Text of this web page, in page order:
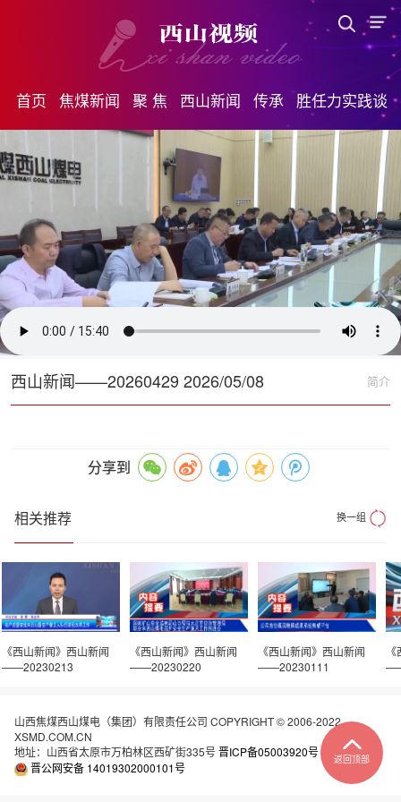
首页 焦煤新闻 聚 焦 西山新闻 传承 胜任力实践谈
西山新闻——20260429 2026/05/08 简介
分享到
相关推荐 换一组
《西山新闻》西山新闻
——20230213
《西山新闻》西山新闻
——20230220
《西山新闻》西山新闻
——20230111
山西焦煤西山煤电（集团）有限责任公司 COPYRIGHT © 2006-2022
XSMD.COM.CN
地址：山西省太原市万柏林区西矿街335号晋ICP备05003920号
晋公网安备 14019302000101号
返回顶部